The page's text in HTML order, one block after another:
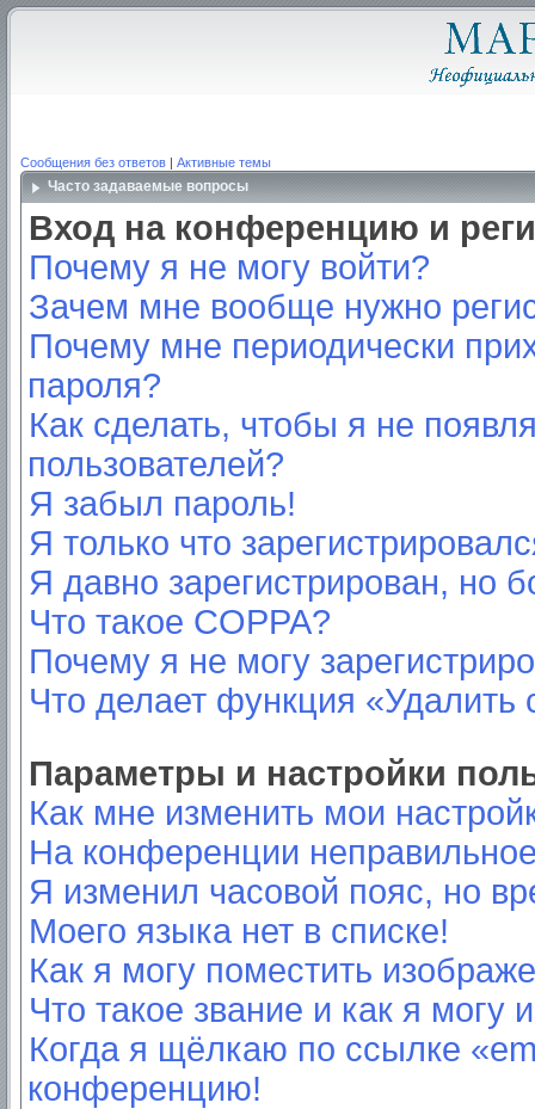
Сообщения без ответов | Активные темы
Часто задаваемые вопросы
Вход на конференцию и
Почему я не могу войти?
Зачем мне вообще нужно
Почему мне периодически
пароля?
Как сделать, чтобы я не
пользователей?
Я забыл пароль!
Я только что
Я давно зарегистрирован, но
Что такое COPPA?
Почему я не могу
Что делает функция
Параметры и настройки
Как мне изменить мои
На конференции
Я изменил часовой пояс, но
Моего языка нет в списке!
Как я могу поместить
Что такое звание и как я могу
Когда я щёлкаю по ссылке
конференцию!